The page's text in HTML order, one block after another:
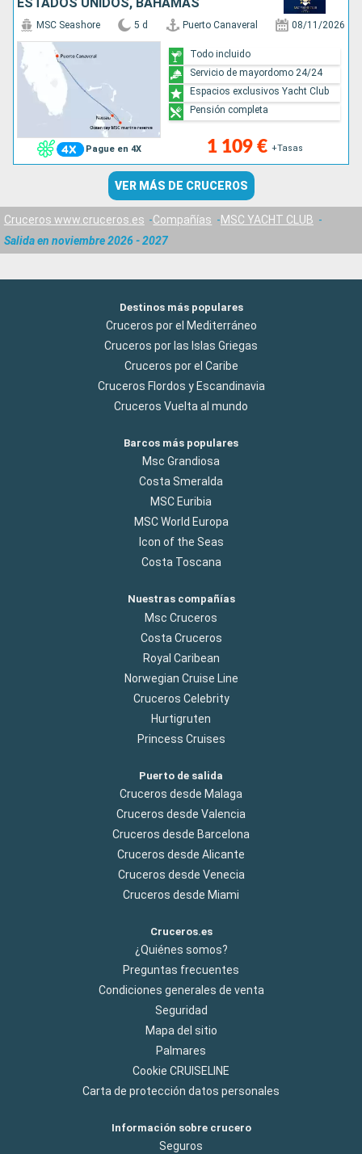
Pague en 4X
MSC Seashore 5 d Puerto Canaveral 08/11/2026
1 109 € +Tasas
Todo incluido
Servicio de mayordomo 24/24
Espacios exclusivos Yacht Club
Pensión completa
VER MÁS DE CRUCEROS
Cruceros www.cruceros.es Compañías
MSC YACHT CLUB
Salida en noviembre 2026 - 2027
Destinos más populares
Cruceros por el Mediterráneo
Cruceros por las Islas Griegas
Cruceros por el Caribe
Cruceros Flordos y Escandinavia
Cruceros Vuelta al mundo
Barcos más populares
Msc Grandiosa
Costa Smeralda
MSC Euribia
MSC World Europa
Icon of the Seas
Costa Toscana
Nuestras compañías
Msc Cruceros
Costa Cruceros
Royal Caribean
Norwegian Cruise Line
Cruceros Celebrity
Hurtigruten
Princess Cruises
Puerto de salida
Cruceros desde Malaga
Cruceros desde Valencia
Cruceros desde Barcelona
Cruceros desde Alicante
Cruceros desde Venecia
Cruceros desde Miami
Cruceros.es
¿Quiénes somos?
Preguntas frecuentes
Condiciones generales de venta
Seguridad
Mapa del sitio
Palmares
Cookie CRUISELINE
Carta de protección datos personales
Información sobre crucero
Seguros